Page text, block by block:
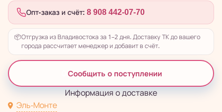
Опт-заказ и счёт: 8 908 442-07-70
📦Отгрузка из Владивостока за 1–2 дня. Доставку ТК до вашего
города рассчитает менеджер и добавит в счёт.
Сообщить о поступлении
Информация о доставке
Эль-Монте